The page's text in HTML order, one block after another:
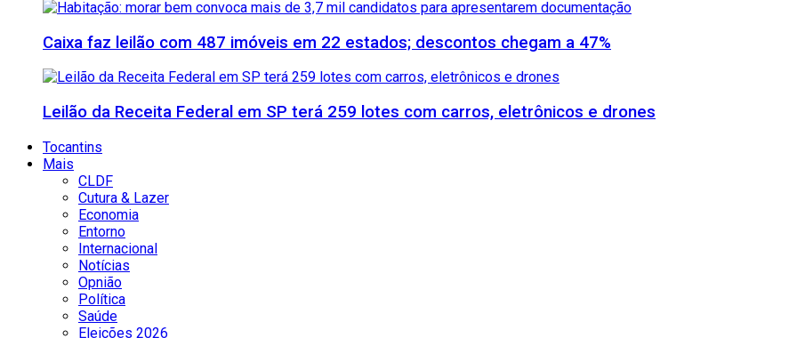
Caixa faz leilão com 487 imóveis em 22 estados; descontos chegam a 47%
Leilão da Receita Federal em SP terá 259 lotes com carros, eletrônicos e drones
Tocantins
Mais
CLDF
Cutura & Lazer
Economia
Entorno
Internacional
Notícias
Opnião
Política
Saúde
Eleições 2026